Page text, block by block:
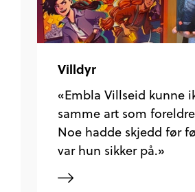
Villdyr
«Embla Villseid kunne
samme art som
Noe hadde skjedd før
var hun sikker på.»